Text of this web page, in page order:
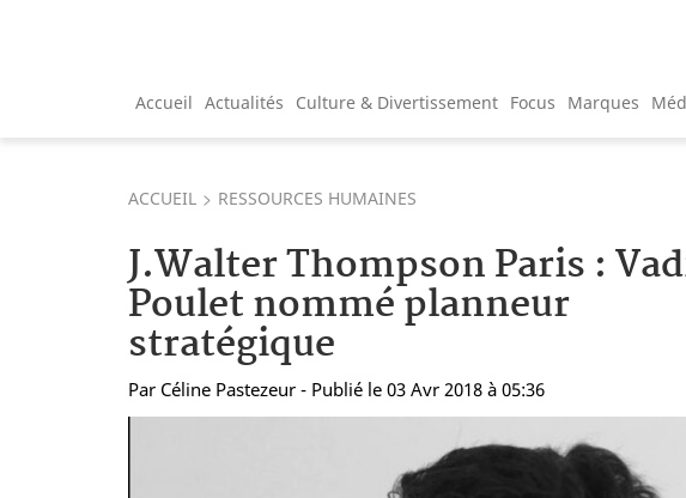
Accueil Actualités Culture & Divertissement Focus Marques
ACCUEIL RESSOURCES HUMAINES
J.Walter Thompson Paris :
Poulet nommé planneur
stratégique
Par Céline Pastezeur - Publié le 03 Avr 2018 à 05:36